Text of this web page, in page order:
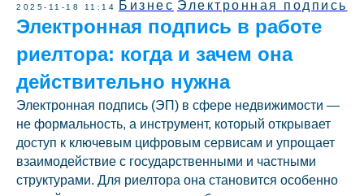
2025-11-18 11:14 Бизнес Электронная подпись
Электронная подпись в работе
риелтора: когда и зачем она
действительно нужна
Электронная подпись (ЭП) в сфере недвижимости —
не формальность, а инструмент, который открывает
доступ к ключевым цифровым сервисам и упрощает
взаимодействие с государственными и частными
структурами. Для риелтора она становится особенно